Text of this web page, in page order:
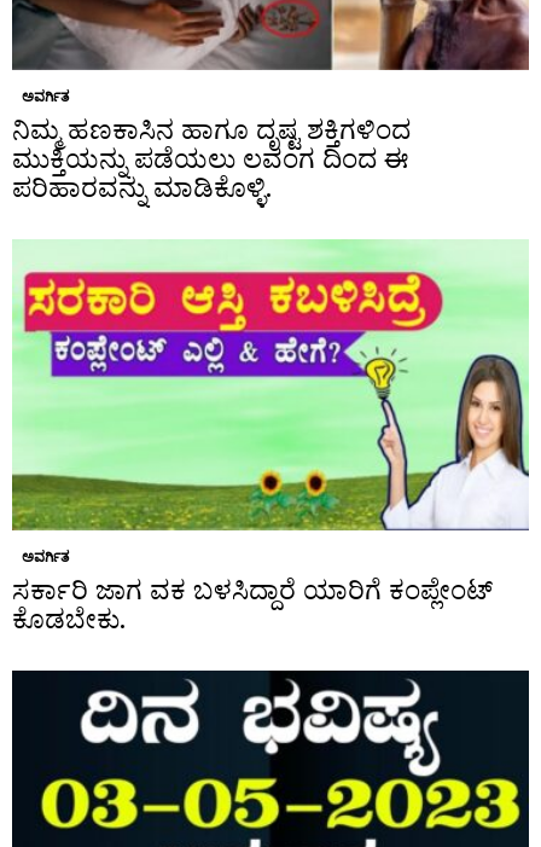
ಅವರ್ಗಿತ
ನಿಮ್ಮ ಹಣಕಾಸಿನ ಹಾಗೂ ದೃಷ್ಟ ಶಕ್ತಿಗಳಿಂದ
ಮುಕ್ತಿಯನ್ನು ಪಡೆಯಲು ಲವಂಗ ದಿಂದ ಈ
ಪರಿಹಾರವನ್ನು ಮಾಡಿಕೊಳ್ಳಿ.
ಅವರ್ಗಿತ
ಸರ್ಕಾರಿ ಜಾಗ ವಕ ಬಳಸಿದ್ದಾರೆ ಯಾರಿಗೆ ಕಂಪ್ಲೇಂಟ್
ಕೊಡಬೇಕು.